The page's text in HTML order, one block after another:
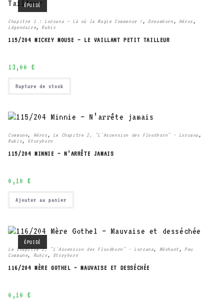
ÉPUISÉ
Chapitre 1 : Lorcana – Là où la Magie Commence ! , Dreamborn , Héros ,
Légendaire, Rubis
115/204 MICKEY MOUSE – LE VAILLANT PETIT TAILLEUR
13,00 €
Rupture de stock
Commune, Héros , Le Chapitre 2, "L'Ascension des Floodborn" - Lorcana ,
Rubis, Storyborn
115/204 MINNIE – N’ARRÊTE JAMAIS
0,10 €
Ajouter au panier
ÉPUISÉ
Le Chapitre 2, "L'Ascension des Floodborn" - Lorcana, Méchant , Peu
Commune, Rubis , Storyborn
116/204 MÈRE GOTHEL – MAUVAISE ET DESSÉCHÉE
0,10 €